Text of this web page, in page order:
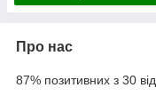
Про нас
87% позитивних з 30